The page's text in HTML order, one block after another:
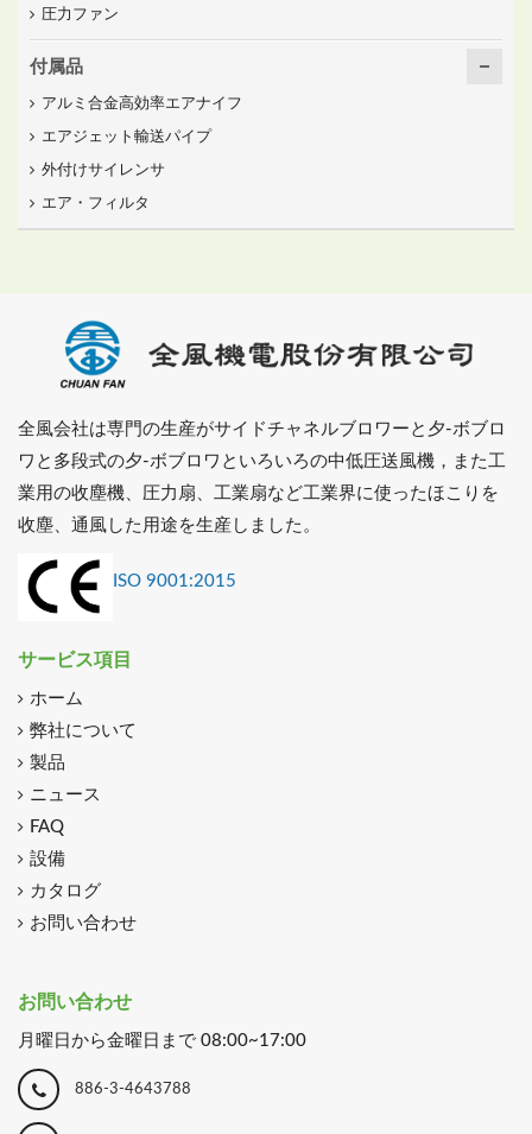
圧力ファン
付属品
アルミ合金高効率エアナイフ
エアジェット輸送パイプ
外付けサイレンサ
エア・フィルタ
全風会社は専門の生産がサイドチャネルブロワーと夕-ボブロ
ワと多段式の夕-ボブロワといろいろの中低圧送風機，また工
業用の收塵機、圧力扇、工業扇など工業界に使ったほこりを
收塵、通風した用途を生産しました。
ISO 9001:2015
サービス項目
ホーム
弊社について
製品
ニュース
FAQ
設備
カタログ
お問い合わせ
お問い合わせ
月曜日から金曜日まで 08:00~17:00
886-3-4643788